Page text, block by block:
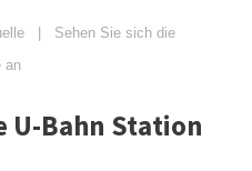
Sehen Sie sich die
an
U-Bahn Station